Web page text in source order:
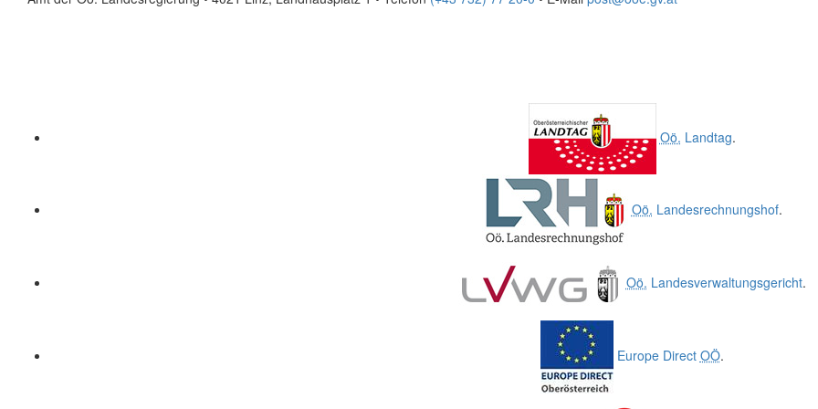
Oö. Landtag.
Oö. Landesrechnungshof.
Oö. Landesverwaltungsgericht.
Europe Direct OÖ.